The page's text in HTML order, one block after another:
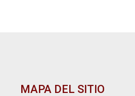
MAPA DEL SITIO